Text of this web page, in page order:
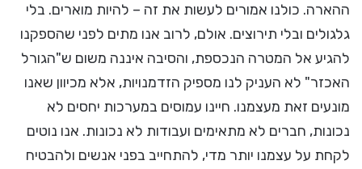
ההארה. כולנו אמורים לעשות את זה – להיות מוארים. בלי
גלגולים ובלי תירוצים. אולם, לרוב אנו מתים לפני שהספקנו
להגיע אל המטרה הנכספת, והסיבה איננה משום ש"הגורל
האכזר" לא העניק לנו מספיק הזדמנויות, אלא מכיוון שאנו
מונעים זאת מעצמנו. חיינו עמוסים במערכות יחסים לא
נכונות, חברים לא מתאימים ועבודות לא נכונות. אנו נוטים
לקחת על עצמנו יותר מדי, להתחייב בפני אנשים ולהבטיח